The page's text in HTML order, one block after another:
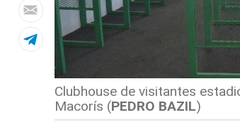
Clubhouse de visitantes
Macorís (PEDRO BAZIL)